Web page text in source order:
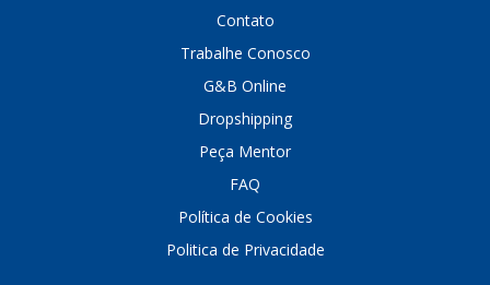
Contato
Trabalhe Conosco
G&B Online
Dropshipping
Peça Mentor
FAQ
Política de Cookies
Politica de Privacidade